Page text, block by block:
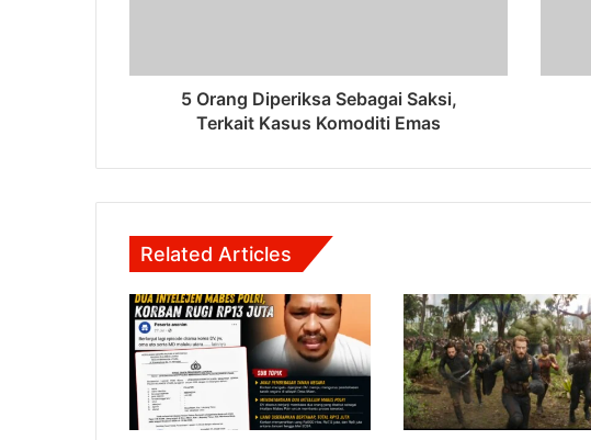
5 Orang Diperiksa Sebagai Saksi,
Terkait Kasus Komoditi Emas
Related Articles